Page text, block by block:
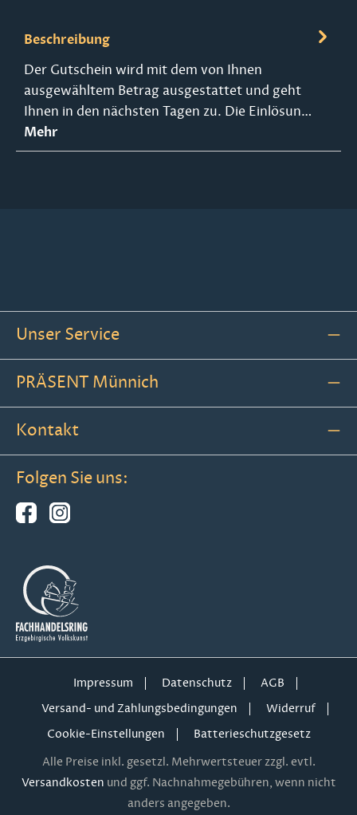
Beschreibung
Der Gutschein wird mit dem von Ihnen
ausgewähltem Betrag ausgestattet und geht
Ihnen in den nächsten Tagen zu. Die Einlösun…
Mehr
Unser Service
PRÄSENT Münnich
Kontakt
Folgen Sie uns:
Impressum Datenschutz
AGB
Versand- und Zahlungsbedingungen
Widerruf
Cookie-Einstellungen
Batterieschutzgesetz
Alle Preise inkl. gesetzl. Mehrwertsteuer zzgl. evtl.
Versandkosten und ggf. Nachnahmegebühren, wenn nicht
anders angegeben.